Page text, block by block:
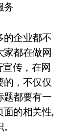
务
的企业都不
家都在做网
传，在网
的，不仅仅
题都要有一
面的相关性,